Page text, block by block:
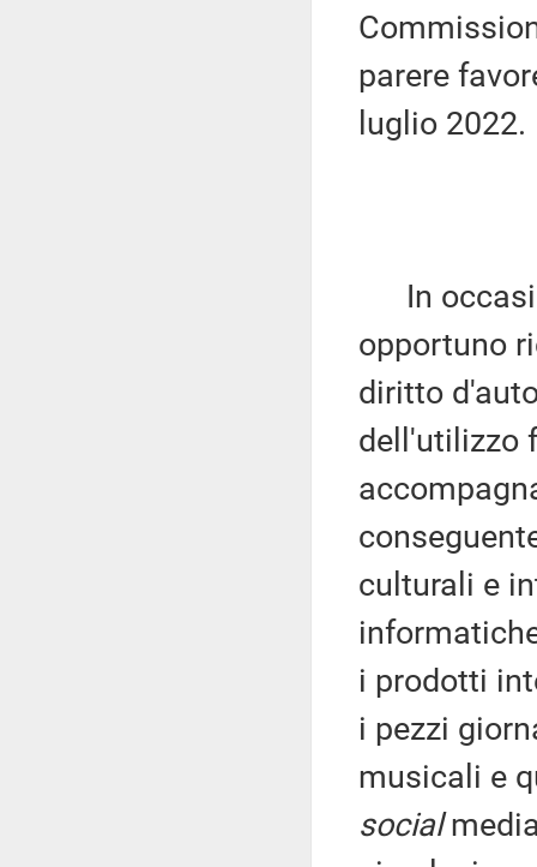
parere
luglio 2022.
In
opportuno
diritto
dell'utilizzo
culturali e
i prodotti
i pezzi
musicali e
social